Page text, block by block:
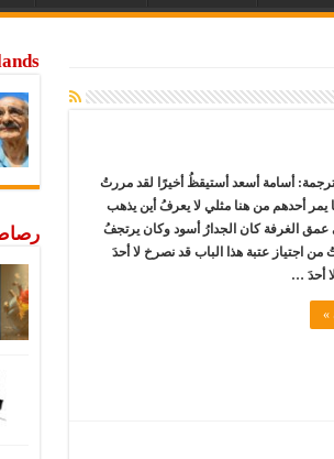
أسامة أسعد أستيقظُ أخيرًا لقد مررتُ
يمر أحدهم من هنا مثلي لا يعرفُ أين يذهب
الغرفة كان الجدارُ أسود وكان يرتجفُ
من اجتياز عتبة هذا الباب قد نصرخ لا أحدَ
أحدَ …
»